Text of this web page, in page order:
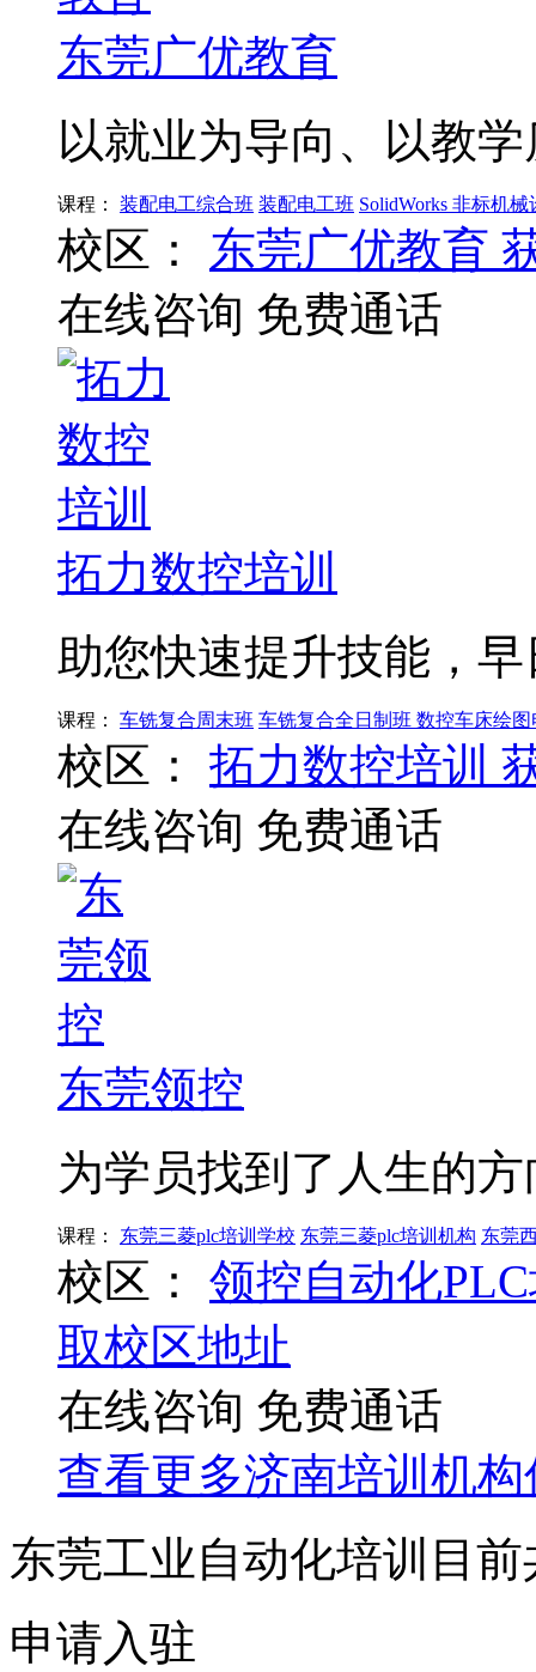
东莞广优教育
以就业为导向、以教
课程： 装配电工综合班 装配电工班 SolidWorks 非标机械
校区： 东莞广优教育
在线咨询 免费通话
拓力数控培训
助您快速提升技能，
课程： 车铣复合周末班 车铣复合全日制班 数控车床绘
校区： 拓力数控培训
在线咨询 免费通话
东莞领控
为学员找到了人生的方
课程： 东莞三菱plc培训学校 东莞三菱plc培训机构 东莞
校区：
领控自动化
取校区地址
在线咨询 免费通话
查看更多济南培训机构
东莞工业自动化培训目
申请入驻